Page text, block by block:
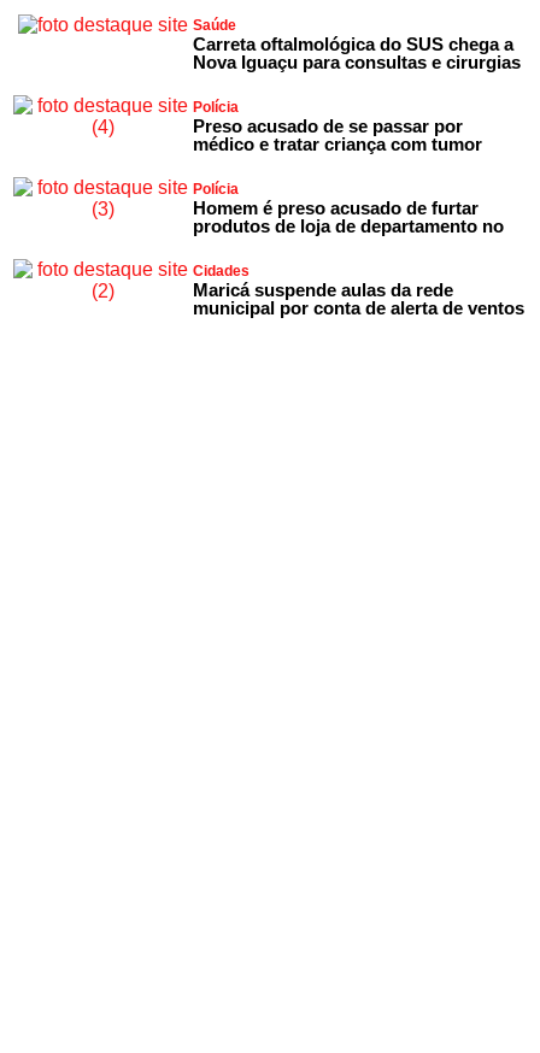
Saúde
Carreta oftalmológica do SUS chega a
Nova Iguaçu para consultas e cirurgias
Polícia
Preso acusado de se passar por
médico e tratar criança com tumor
Polícia
Homem é preso acusado de furtar
produtos de loja de departamento no
Cidades
Maricá suspende aulas da rede
municipal por conta de alerta de ventos